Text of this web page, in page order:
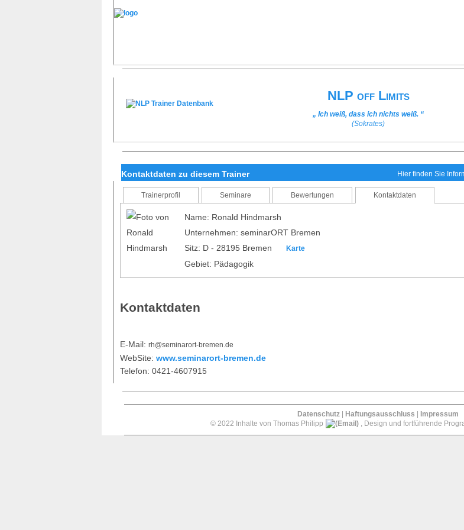
NLP off Limits
„ Ich weiß, dass ich nichts weiß. “
(Sokrates)
Kontaktdaten zu diesem Trainer Hier finden Sie
Trainerprofil Seminare Bewertungen Kontaktdaten
Name: Ronald Hindmarsh
Unternehmen: seminarORT Bremen
Sitz: D - 28195 Bremen
Karte
Gebiet: Pädagogik
Kontaktdaten
E-Mail: rh@seminarort-bremen.de
WebSite: www.seminarort-bremen.de
Telefon: 0421-4607915
Datenschutz| Haftungsausschluss | Impressum
© 2022 Inhalte von Thomas Philipp
, Design und fortführende